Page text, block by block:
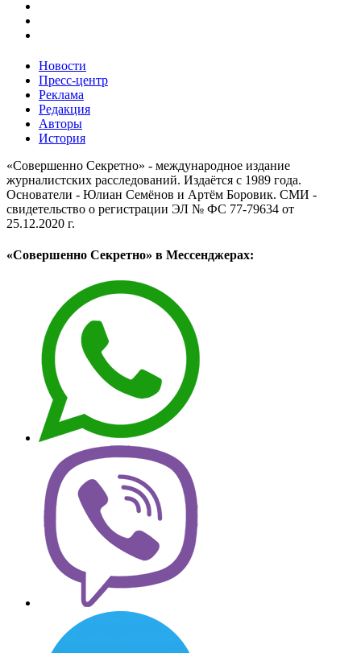
Новости
Пресс-центр
Реклама
Редакция
Авторы
История
«Совершенно Секретно» - международное издание
журналистских расследований. Издаётся с 1989 года.
Основатели - Юлиан Семёнов и Артём Боровик. CМИ -
свидетельство о регистрации ЭЛ № ФС 77-79634 от
25.12.2020 г.
«Совершенно Секретно» в Мессенджерах: